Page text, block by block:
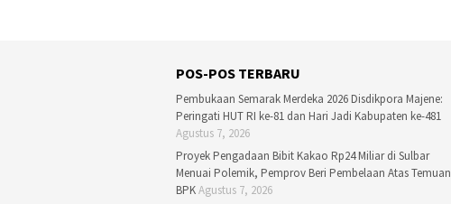
POS-POS TERBARU
Pembukaan Semarak Merdeka 2026 Disdikpora Majene:
Peringati HUT RI ke-81 dan Hari Jadi Kabupaten ke-481
Agustus 7, 2026
Proyek Pengadaan Bibit Kakao Rp24 Miliar di Sulbar
Menuai Polemik, Pemprov Beri Pembelaan Atas Temuan
BPKAgustus 7, 2026